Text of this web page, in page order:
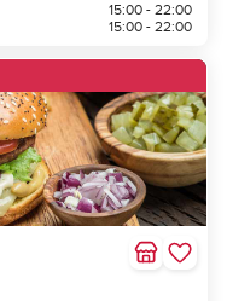
15:00 - 22:00
15:00 - 22:00